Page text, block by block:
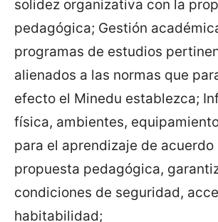
solidez organizativa con la
pedagógica; Gestión
programas de estudios
alienados a las normas que
efecto el Minedu establezca;
física, ambientes,
para el aprendizaje de acuerdo
propuesta pedagógica,
condiciones de seguridad,
habitabilidad;